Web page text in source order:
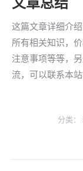
这篇文章详细介
所有相关知识，
注意事项等等，
流，可以联系本站
分类：